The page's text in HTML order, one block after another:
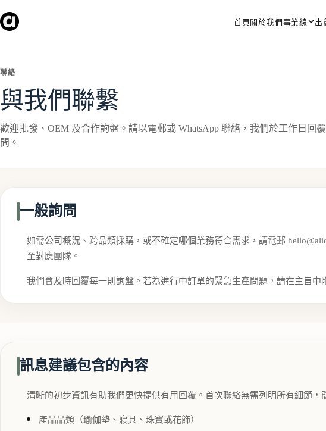
to
content
首頁關於我們事業線 出
聯絡
與我們聯繫
歡迎批發、OEM 及合作詢盤。請以電郵或 WhatsApp 聯絡，我們於工作日回
問。
一般詢問
如需公司概況、跨品類採購，或不確定哪個業務符合需求，請電郵
至對應團隊。
我們會及時回覆每一則詢盤。若為進行中訂單的緊急生產問題，請在主旨中
訊息建議包含的內容
清晰的初步資訊有助我們更快提供有用回覆。首次聯絡無需列明所有細節，
產品品類（瑜伽墊、寢具、珠寶或花飾）